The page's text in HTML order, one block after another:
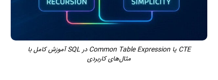
CTE یا Common Table Expression در SQL آموزش کامل با
مثال‌های کاربردی